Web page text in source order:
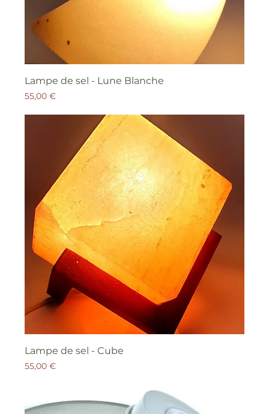
Lampe de sel - Lune Blanche
Prix
55,00 €
Lampe de sel - Cube
Prix
55,00 €